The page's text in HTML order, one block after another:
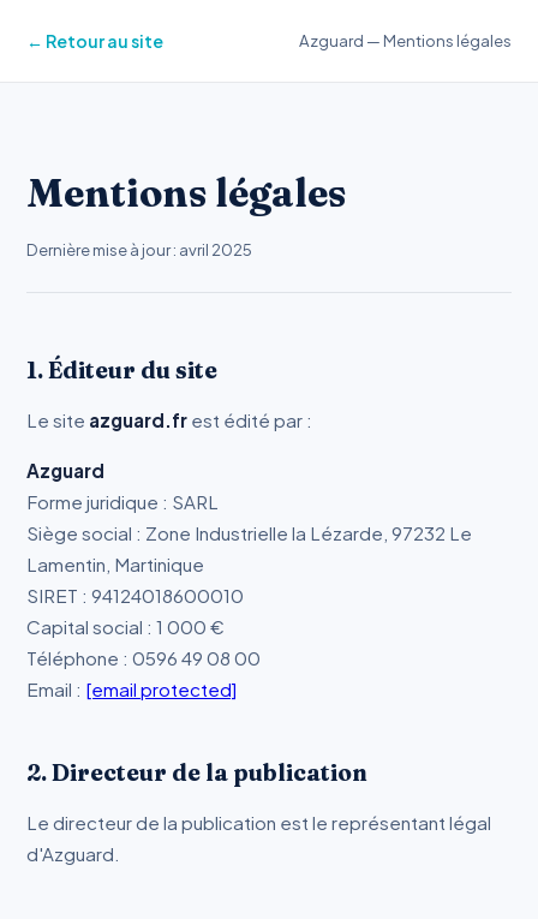
← Retour au site Azguard — Mentions légales
Mentions légales
Dernière mise à jour : avril 2025
1. Éditeur du site
Le site azguard.fr est édité par :
Azguard
Forme juridique : SARL
Siège social : Zone Industrielle la Lézarde, 97232 Le
Lamentin, Martinique
SIRET : 94124018600010
Capital social : 1 000 €
Téléphone : 0596 49 08 00
Email : [email protected]
2. Directeur de la publication
Le directeur de la publication est le représentant légal
d'Azguard.